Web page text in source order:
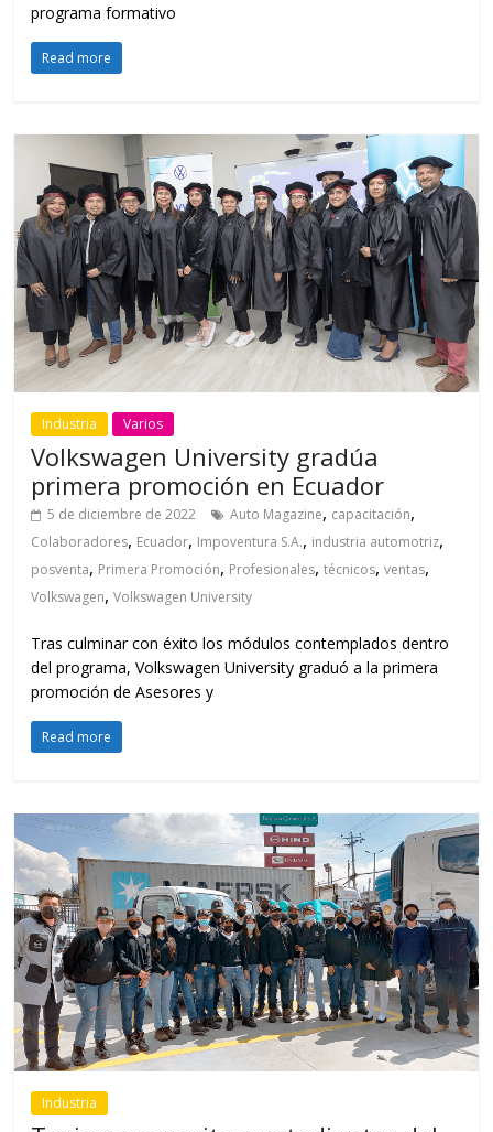
programa formativo
Read more
Industria Varios
Volkswagen University gradúa
primera promoción en Ecuador
5 de diciembre de 2022 Auto Magazine, capacitación,
Colaboradores, Ecuador, Impoventura S.A., industria automotriz,
posventa, Primera Promoción, Profesionales,técnicos,ventas,
Volkswagen,Volkswagen University
Tras culminar con éxito los módulos contemplados dentro
del programa, Volkswagen University graduó a la primera
promoción de Asesores y
Read more
Industria